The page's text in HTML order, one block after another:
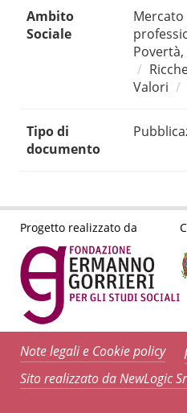
Ambito
Sociale
Valori
Tipo di
documento
Progetto realizzato da
Note legali e Cookie policy
Sito realizzato da NewLogic